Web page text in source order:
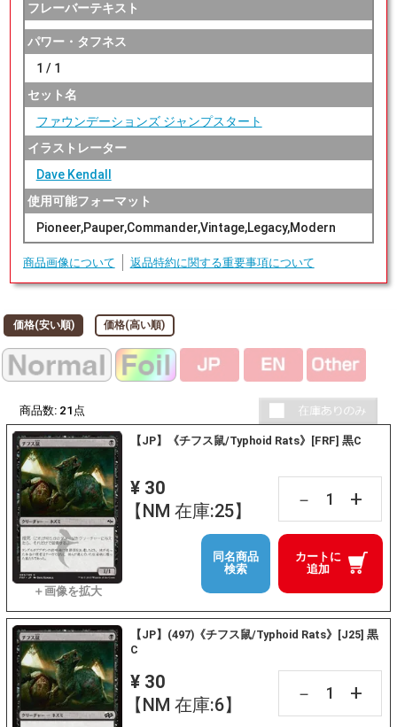
フレーバーテキスト
パワー・タフネス
1 / 1
セット名
ファウンデーションズ ジャンプスタート
イラストレーター
Dave Kendall
使用可能フォーマット
Pioneer,Pauper,Commander,Vintage,Legacy,Modern
商品画像について 返品特約に関する重要事項について
価格(安い順) 価格(高い順)
商品数: 21 点
【JP】《チフス鼠/Typhoid Rats》[FRF] 黒C
¥ 30
【NM 在庫:25】
－ +
カートに
追加
同名商品
検索
【JP】(497)《チフス鼠/Typhoid Rats》[J25] 黒
C
¥ 30
【NM 在庫:6】
－ +